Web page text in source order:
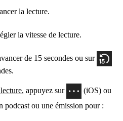
la lecture.
la vitesse de lecture.
de 15 secondes ou sur
, appuyez sur
(iOS) ou
podcast ou une émission pour :